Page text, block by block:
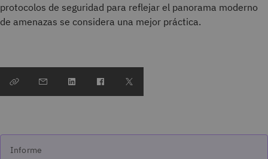
protocolos de seguridad para reflejar el panorama moderno
de amenazas se considera una mejor práctica.
Informe